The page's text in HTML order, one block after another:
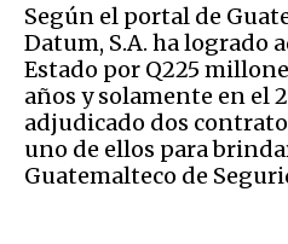
Según el portal de
Datum, S.A. ha logrado
Estado por Q225
años y solamente en el
adjudicado dos
uno de ellos para
Guatemalteco de